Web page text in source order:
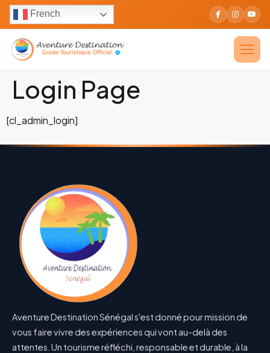
French
Login Page
[cl_admin_login]
Aventure Destination Sénégal s'est donné pour mission de
vous faire vivre des expériences qui vont au-delà des
attentes. Un tourisme réfléchi, responsable et durable, à la